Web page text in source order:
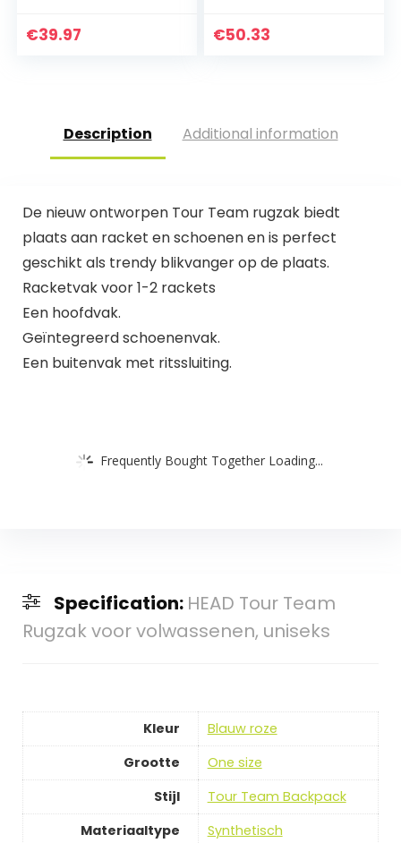
€39.97 €50.33
Description Additional information
De nieuw ontworpen Tour Team rugzak biedt
plaats aan racket en schoenen en is perfect
geschikt als trendy blikvanger op de plaats.
Racketvak voor 1-2 rackets
Een hoofdvak.
Geïntegreerd schoenenvak.
Een buitenvak met ritssluiting.
Frequently Bought Together Loading...
Specification: HEAD Tour Team
Rugzak voor volwassenen, uniseks
Kleur
‎Blauw roze
Grootte
‎One size
Stijl
‎Tour Team Backpack
Materiaaltype
‎Synthetisch